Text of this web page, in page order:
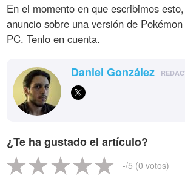
En el momento en que escribimos
anuncio sobre una versión de
PC. Tenlo en cuenta.
Daniel González
¿Te ha gustado el artículo?
-/5 (0 votos)